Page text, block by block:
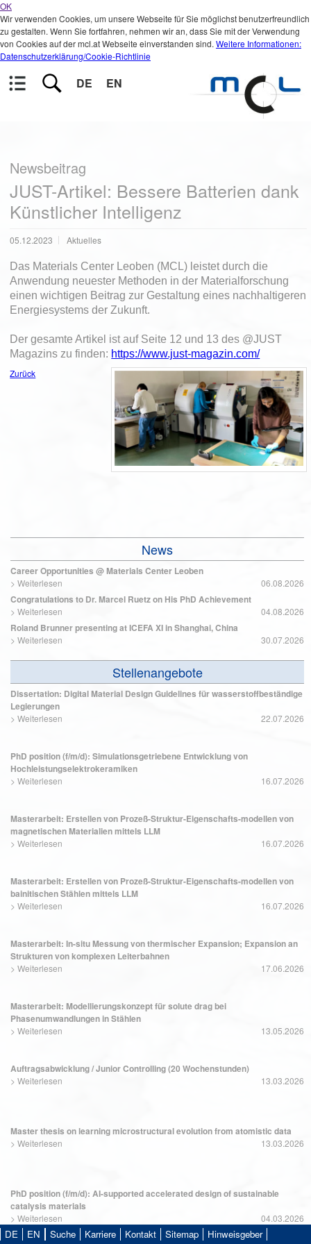
OK
Wir verwenden Cookies, um unsere Webseite für Sie möglichst benutzerfreundlich
zu gestalten. Wenn Sie fortfahren, nehmen wir an, dass Sie mit der Verwendung
von Cookies auf der mcl.at Webseite einverstanden sind. Weitere Informationen:
Datenschutzerklärung/Cookie-Richtlinie
DE EN
Newsbeitrag
JUST-Artikel: Bessere Batterien dank
Künstlicher Intelligenz
05.12.2023 Aktuelles
Das Materials Center Leoben (MCL) leistet durch die
Anwendung neuester Methoden in der Materialforschung
einen wichtigen Beitrag zur Gestaltung eines nachhaltigeren
Energiesystems der Zukunft.
Der gesamte Artikel ist auf Seite 12 und 13 des @JUST
Magazins zu finden: https://www.just-magazin.com/
Zurück
News
Career Opportunities @ Materials Center Leoben
> Weiterlesen 06.08.2026
Congratulations to Dr. Marcel Ruetz on His PhD Achievement
> Weiterlesen 04.08.2026
Roland Brunner presenting at ICEFA XI in Shanghai, China
> Weiterlesen 30.07.2026
Stellenangebote
Dissertation: Digital Material Design Guidelines für wasserstoffbeständige
Legierungen
> Weiterlesen 22.07.2026
PhD position (f/m/d): Simulationsgetriebene Entwicklung von
Hochleistungselektrokeramiken
> Weiterlesen 16.07.2026
Masterarbeit: Erstellen von Prozeß-Struktur-Eigenschafts-modellen von
magnetischen Materialien mittels LLM
> Weiterlesen 16.07.2026
Masterarbeit: Erstellen von Prozeß-Struktur-Eigenschafts-modellen von
bainitischen Stählen mittels LLM
> Weiterlesen 16.07.2026
Masterarbeit: In-situ Messung von thermischer Expansion; Expansion an
Strukturen von komplexen Leiterbahnen
> Weiterlesen 17.06.2026
Masterarbeit: Modellierungskonzept für solute drag bei
Phasenumwandlungen in Stählen
> Weiterlesen 13.05.2026
Auftragsabwicklung / Junior Controlling (20 Wochenstunden)
> Weiterlesen 13.03.2026
Master thesis on learning microstructural evolution from atomistic data
> Weiterlesen 13.03.2026
PhD position (f/m/d): AI-supported accelerated design of sustainable
catalysis materials
> Weiterlesen 04.03.2026
DE EN Suche Karriere Kontakt Sitemap
Hinweisgeber